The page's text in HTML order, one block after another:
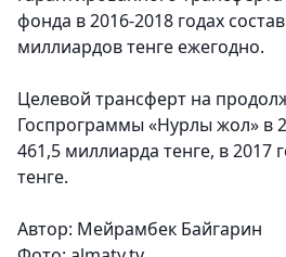
фонда в 2016-2018 годах
миллиардов тенге ежегодно.
Целевой трансферт на
Госпрограммы «Нурлы жол» в
461,5 миллиарда тенге, в 2017
тенге.
Автор: Мейрамбек Байгарин